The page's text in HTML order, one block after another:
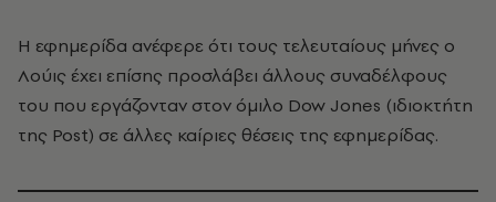
Η εφημερίδα ανέφερε ότι τους τελευταίους μήνες ο
Λούις έχει επίσης προσλάβει άλλους συναδέλφους
του που εργάζονταν στον όμιλο Dow Jones (ιδιοκτήτη
της Post) σε άλλες καίριες θέσεις της εφημερίδας.